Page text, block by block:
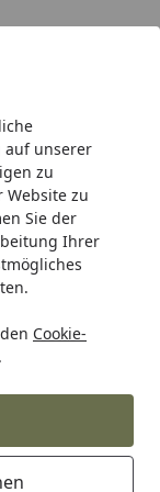
auf unserer
zu
zu
Sie der
Ihrer
Cookie-
Hotline
& Pool-
Zubehör